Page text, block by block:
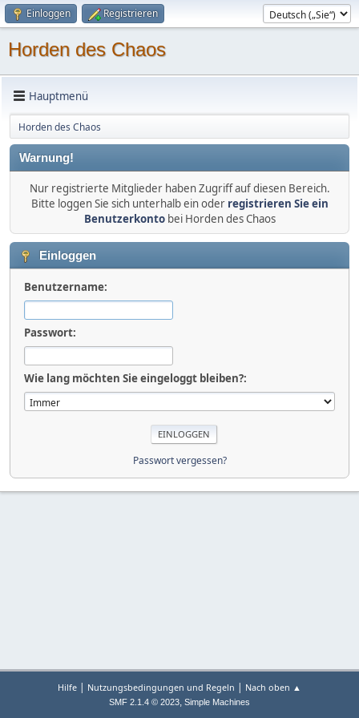
Einloggen Registrieren
Horden des Chaos
Hauptmenü
Horden des Chaos
Warnung!
Nur registrierte Mitglieder haben Zugriff auf diesen Bereich.
Bitte loggen Sie sich unterhalb ein oder registrieren Sie ein
Benutzerkontobei Horden des Chaos
Einloggen
Benutzername:
Passwort:
Wie lang möchten Sie eingeloggt bleiben?:
Passwort vergessen?
Hilfe | Nutzungsbedingungen und Regeln | Nach oben ▲
SMF 2.1.4 © 2023, Simple Machines